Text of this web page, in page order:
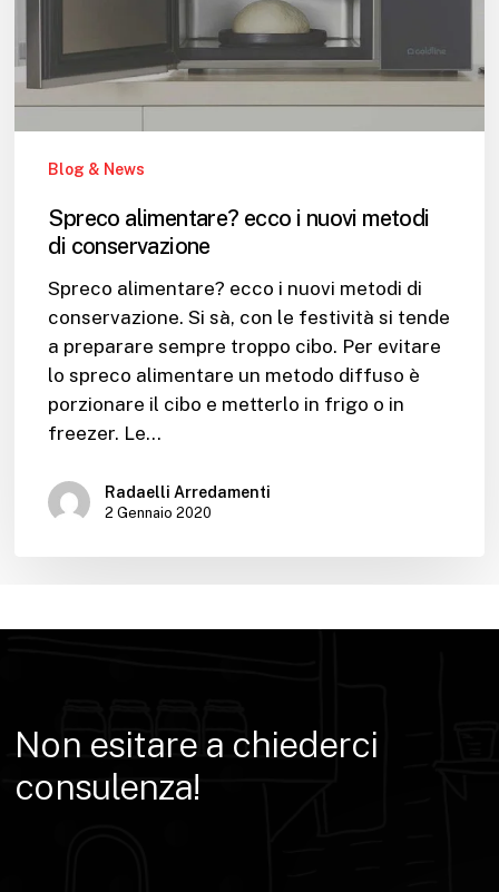
Blog & News
Spreco alimentare? ecco i nuovi metodi
di conservazione
Spreco alimentare? ecco i nuovi metodi di
conservazione. Si sà, con le festività si tende
a preparare sempre troppo cibo. Per evitare
lo spreco alimentare un metodo diffuso è
porzionare il cibo e metterlo in frigo o in
freezer. Le…
Radaelli Arredamenti
2 Gennaio 2020
Non esitare a chiederci
consulenza!